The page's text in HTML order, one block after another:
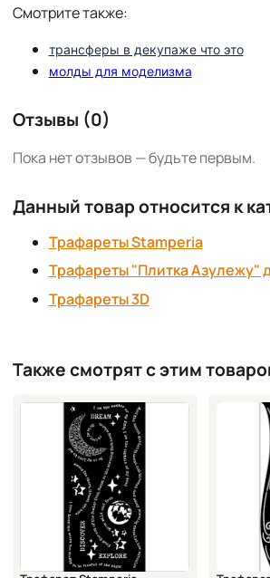
Смотрите также:
трансферы в декупаже что это
молды для моделизма
Отзывы (0)
Пока нет отзывов — будьте первым.
Данный товар относится к
Трафареты Stamperia
Трафареты "Плитка Азулежу"
Трафареты 3D
Также смотрят с этим